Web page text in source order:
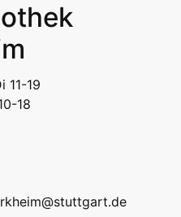
11-19
18